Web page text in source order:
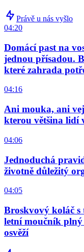
Právě u nás vyšlo
04:20
Domácí past na
jednou přísadou.
které zahrada
04:16
Ani mouka, ani
kterou většina lidí
04:06
Jednoduchá
životně důležitý
04:05
Broskvový koláč
letní moučník
osvěží